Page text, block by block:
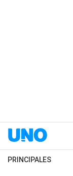
PRINCIPALES